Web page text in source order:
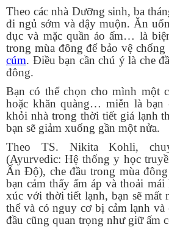
Theo các nhà Dưỡng sinh, ba
đi ngủ sớm và dậy muộn. Ăn
dục và mặc quần áo ấm… là
trong mùa đông để bảo vệ
cúm. Điều bạn cần chú ý là che
đông.
Bạn có thể chọn cho mình một
hoặc khăn quàng… miễn là bạn
khỏi nhà trong thời tiết giá lạnh
bạn sẽ giảm xuống gần một nửa.
Theo TS. Nikita Kohli,
(Ayurvedic: Hệ thống y học
Ấn Độ), che đầu trong mùa
bạn cảm thấy ấm áp và thoải
xúc với thời tiết lạnh, bạn sẽ mất
thể và có nguy cơ bị cảm lạnh và
đầu cũng quan trọng như giữ ấm